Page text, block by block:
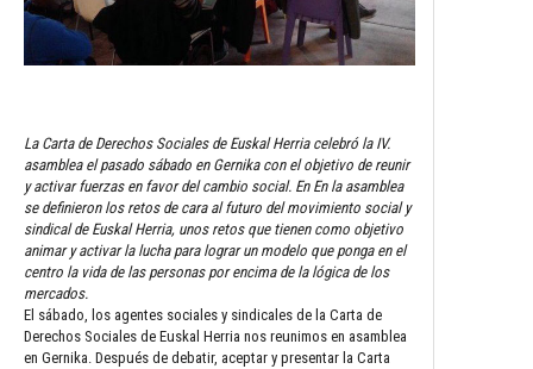
La Carta de Derechos Sociales de Euskal Herria celebró la IV.
asamblea el pasado sábado en Gernika con el objetivo de reunir
y activar fuerzas en favor del cambio social. En En la asamblea
se definieron los retos de cara al futuro del movimiento social y
sindical de Euskal Herria, unos retos que tienen como objetivo
animar y activar la lucha para lograr un modelo que ponga en el
centro la vida de las personas por encima de la lógica de los
mercados.
El sábado, los agentes sociales y sindicales de la Carta de
Derechos Sociales de Euskal Herria nos reunimos en asamblea
en Gernika. Después de debatir, aceptar y presentar la Carta